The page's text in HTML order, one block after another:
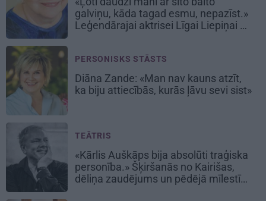
galviņu, kāda tagad esmu, nepazīst.»
Leģendārajai aktrisei Līgai Liepiņai –
PERSONISKS STĀSTS
Diāna Zande: «Man nav kauns atzīt,
ka biju attiecībās, kurās ļāvu sevi sist»
TEĀTRIS
«Kārlis Auškāps bija absolūti traģiska
personība.» Šķiršanās no Kairišas,
dēliņa zaudējums un pēdējā mīlestība